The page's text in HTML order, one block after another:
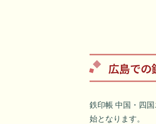
広島での
鉄印帳 中国・四
始となります。